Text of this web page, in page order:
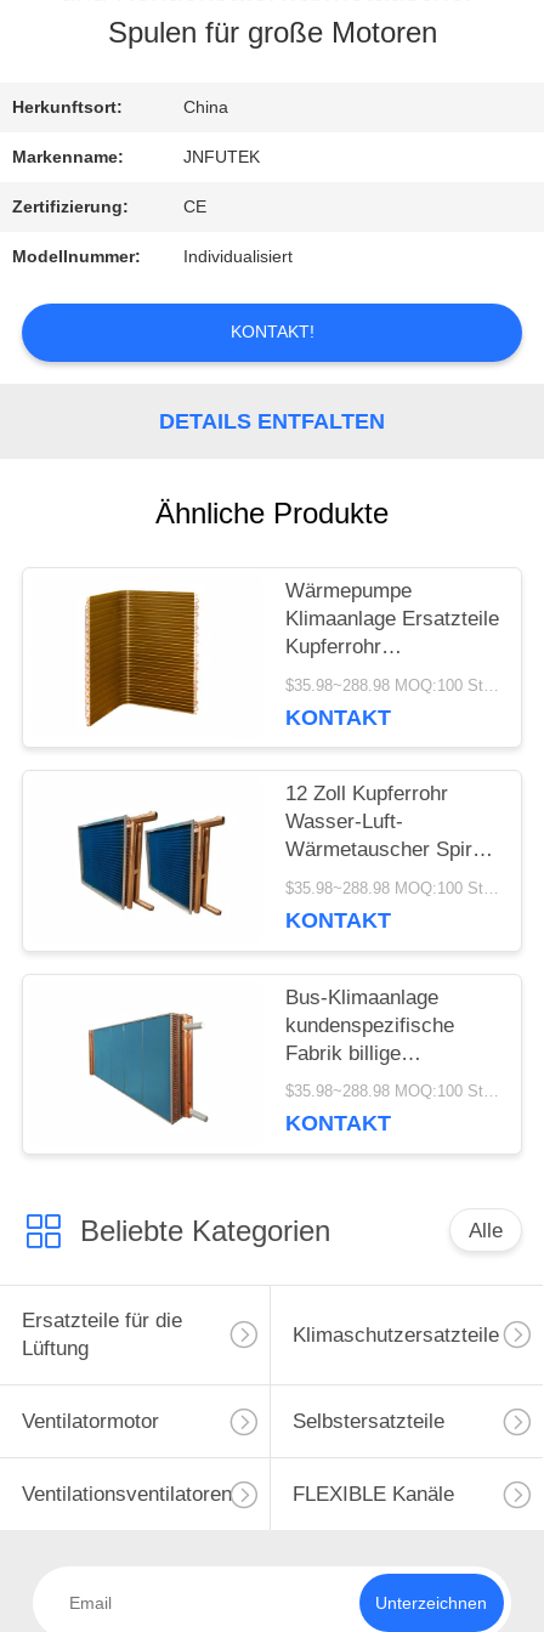
QUALITÄTSKONTROLLE
REFERENZEN
NACHRICHTEN
Spulen für große Motoren
Herkunftsort: China
Markenname: JNFUTEK
Zertifizierung: CE
Modellnummer: Individualisiert
KONTAKT!
DETAILS ENTFALTEN
Ähnliche Produkte
Wärmepumpe
Klimaanlage Ersatzteile
Kupferrohr
Kondensator Spulen
Wärmetauscher Spulen
$35.98~288.98 MOQ:100 Stück
KONTAKT
12 Zoll Kupferrohr
Wasser-Luft-
Wärmetauscher Spirale
Außenholzofen-Kessel $35.98~288.98 MOQ:100 Stück
KONTAKT
Bus-Klimaanlage
kundenspezifische
Fabrik billige
Kupferröhre
Kern
$35.98~288.98 MOQ:100 Stück
KONTAKT
Beliebte Kategorien Alle
Ersatzteile für die
Lüftung
Klimaschutzersatzteile
Ventilatormotor Selbstersatzteile
Ventilationsventilatoren FLEXIBLE Kanäle
Unterzeichnen